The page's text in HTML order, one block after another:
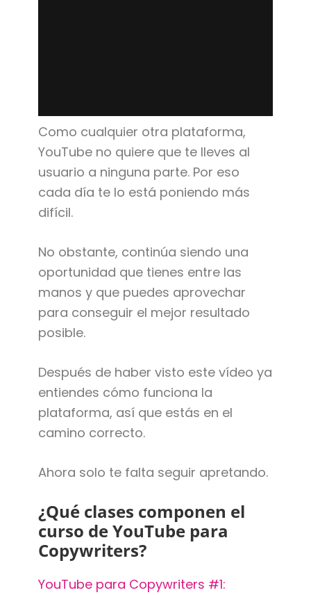
Como cualquier otra plataforma,
YouTube no quiere que te lleves al
usuario a ninguna parte. Por eso
cada día te lo está poniendo más
difícil.
No obstante, continúa siendo una
oportunidad que tienes entre las
manos y que puedes aprovechar
para conseguir el mejor resultado
posible.
Después de haber visto este vídeo ya
entiendes cómo funciona la
plataforma, así que estás en el
camino correcto.
Ahora solo te falta seguir apretando.
¿Qué clases componen el
curso de YouTube para
Copywriters?
YouTube para Copywriters #1: